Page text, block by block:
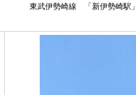
東武伊勢崎線 「新伊勢崎駅